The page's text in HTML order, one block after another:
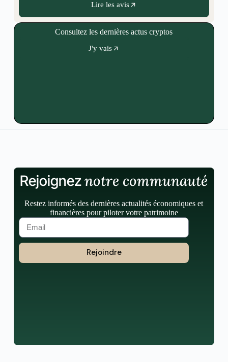
Lire les avis
Consultez les dernières actus cryptos
J'y vais
Rejoigneznotre communauté
Restez informés des dernières actualités économiques et
financières pour piloter votre patrimoine
Rejoindre